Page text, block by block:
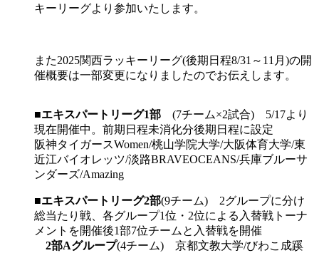
キーリーグより参加いたします。
また2025関西ラッキーリーグ(後期日程8/31～11月)の開
催概要は一部変更になりましたのでお伝えします。
■エキスパートリーグ1部 (7チーム×2試合) 5/17より
現在開催中。前期日程未消化分後期日程に設定
阪神タイガースWomen/桃山学院大学/大阪体育大学/東
近江バイオレッツ/淡路BRAVEOCEANS/兵庫ブルーサ
ンダーズ/Amazing
■エキスパートリーグ2部(9チーム) 2グループに分け
総当たり戦、各グループ1位・2位による入替戦トーナ
メントを開催後1部7位チームと入替戦を開催
2部Aグループ(4チーム) 京都文教大学/びわこ成蹊